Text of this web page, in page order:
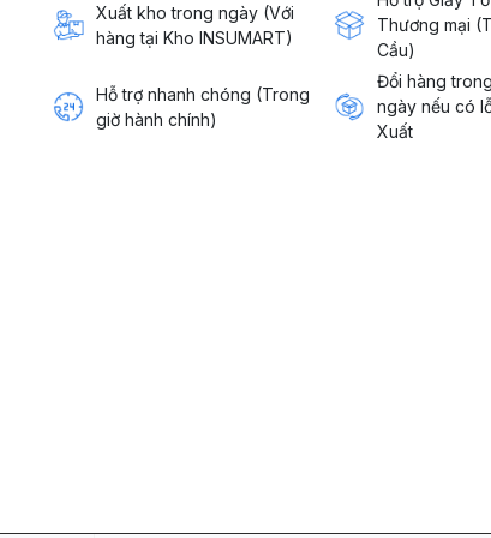
Xuất kho trong ngày (Với
hàng tại Kho INSUMART)
Thương mại
Cầu)
Hỗ trợ nhanh chóng (Trong
giờ hành chính)
Đổi hàng
ngày nếu có
Xuất